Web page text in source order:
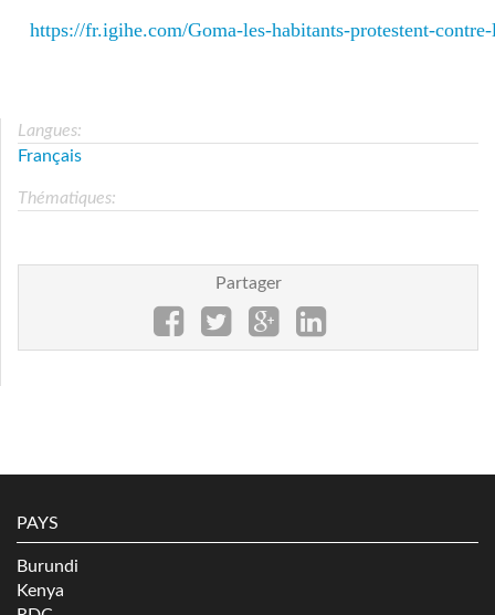
https://fr.igihe.com/Goma-les-habitants-protestent-
Langues:
Français
Thématiques:
Partager
PAYS
Burundi
Kenya